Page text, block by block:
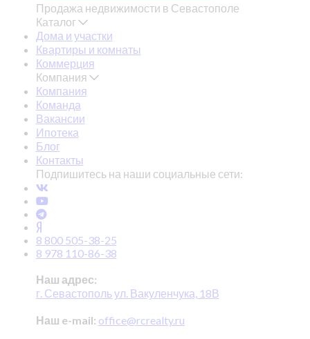
Продажа недвижимости в Севастополе
Каталог
Дома и участки
Квартиры и комнаты
Коммерция
Компания
Компания
Команда
Вакансии
Ипотека
Блог
Контакты
Подпишитесь на наши социальные сети:
8 800 505-38-25
8 978 110-86-38
Наш адрес:
г. Севастополь ул. Вакуленчука, 18В
Наш e-mail: office@rcrealty.ru